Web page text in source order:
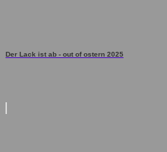
Der Lack ist ab - out of ostern 2025